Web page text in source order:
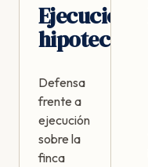
Ejecución
hipotecaria
Defensa
frente a
ejecución
sobre la
finca